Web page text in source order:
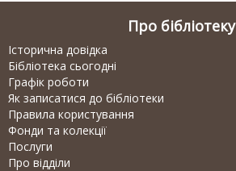
Про бібліотеку
Історична довідка
Бібліотека сьогодні
Графік роботи
Як записатися до бібліотеки
Правила користування
Фонди та колекції
Послуги
Про відділи